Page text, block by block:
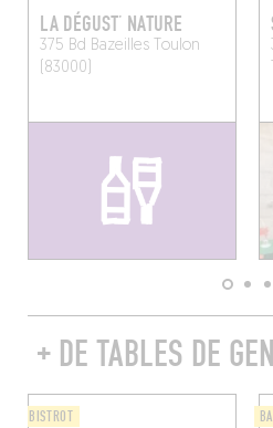
LA DÉGUST’ NATURE
375 Bd BazeillesToulon
(83000)
+ DE TABLES DE
BISTROT